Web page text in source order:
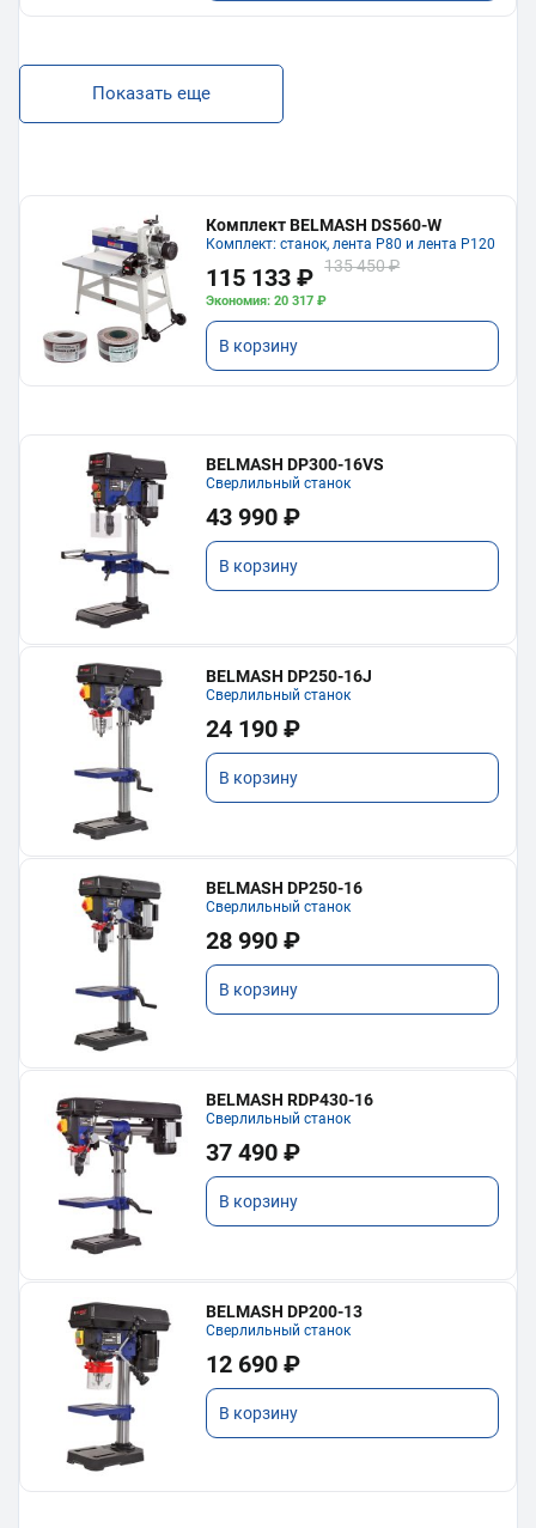
Показать еще
Комплект BELMASH DS560-W
Комплект: станок, лента P80 и лента P120
115 133 ₽ 135 450 ₽
Экономия: 20 317 ₽
В корзину
BELMASH DP300-16VS
Сверлильный станок
43 990 ₽
В корзину
BELMASH DP250-16J
Сверлильный станок
24 190 ₽
В корзину
BELMASH DP250-16
Сверлильный станок
28 990 ₽
В корзину
BELMASH RDP430-16
Сверлильный станок
37 490 ₽
В корзину
BELMASH DP200-13
Сверлильный станок
12 690 ₽
В корзину